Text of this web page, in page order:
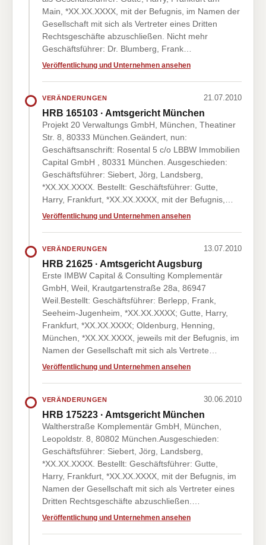
Main, *XX.XX.XXXX, mit der Befugnis, im Namen der
Gesellschaft mit sich als Vertreter eines Dritten
Rechtsgeschäfte abzuschließen. Nicht mehr
Geschäftsführer: Dr. Blumberg, Frank…
Veröffentlichung und Unternehmen ansehen
VERÄNDERUNGEN 21.07.2010
HRB 165103 · Amtsgericht München
Projekt 20 Verwaltungs GmbH, München, Theatiner
Str. 8, 80333 München.Geändert, nun:
Geschäftsanschrift: Rosental 5 c/o LBBW Immobilien
Capital GmbH , 80331 München. Ausgeschieden:
Geschäftsführer: Siebert, Jörg, Landsberg,
*XX.XX.XXXX. Bestellt: Geschäftsführer: Gutte,
Harry, Frankfurt, *XX.XX.XXXX, mit der Befugnis,…
Veröffentlichung und Unternehmen ansehen
VERÄNDERUNGEN 13.07.2010
HRB 21625 · Amtsgericht Augsburg
Erste IMBW Capital & Consulting Komplementär
GmbH, Weil, Krautgartenstraße 28a, 86947
Weil.Bestellt: Geschäftsführer: Berlepp, Frank,
Seeheim-Jugenheim, *XX.XX.XXXX; Gutte, Harry,
Frankfurt, *XX.XX.XXXX; Oldenburg, Henning,
München, *XX.XX.XXXX, jeweils mit der Befugnis, im
Namen der Gesellschaft mit sich als Vertrete…
Veröffentlichung und Unternehmen ansehen
VERÄNDERUNGEN 30.06.2010
HRB 175223 · Amtsgericht München
Waltherstraße Komplementär GmbH, München,
Leopoldstr. 8, 80802 München.Ausgeschieden:
Geschäftsführer: Siebert, Jörg, Landsberg,
*XX.XX.XXXX. Bestellt: Geschäftsführer: Gutte,
Harry, Frankfurt, *XX.XX.XXXX, mit der Befugnis, im
Namen der Gesellschaft mit sich als Vertreter eines
Dritten Rechtsgeschäfte abzuschließen.…
Veröffentlichung und Unternehmen ansehen